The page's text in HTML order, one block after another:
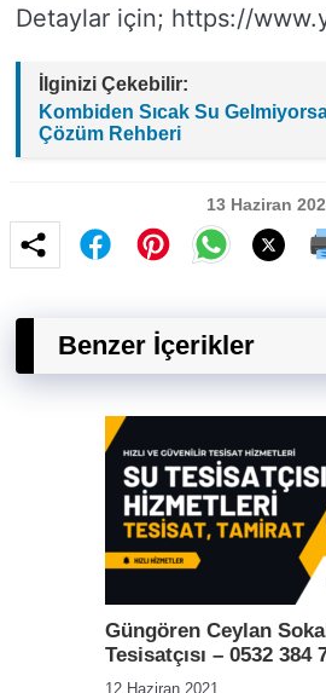
Detaylar için; https://
İlginizi Çekebilir:
Kombiden Sıcak Su Gelmiyorsa
Çözüm Rehberi
13 Haziran
Benzer İçerikler
Güngören Ceylan
Tesisatçısı – 0532 384
12 Haziran 2021